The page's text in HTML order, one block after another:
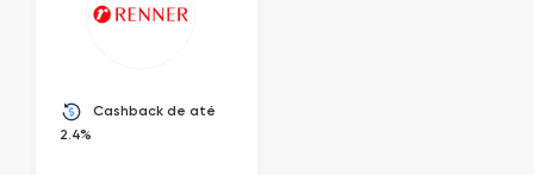
Cashback de até
2.4%